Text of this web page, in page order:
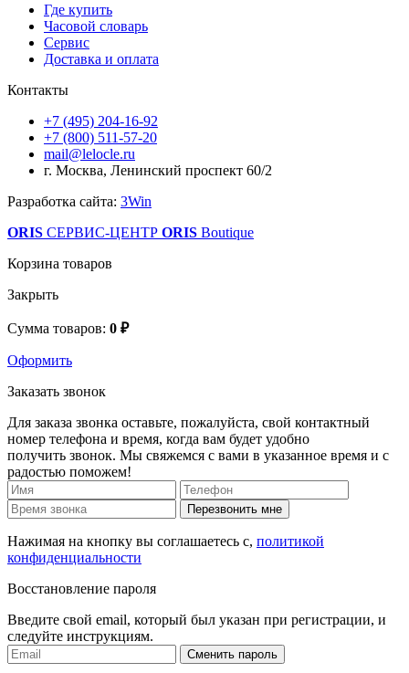
Где купить
Часовой словарь
Сервис
Доставка и оплата
Контакты
+7 (495) 204-16-92
+7 (800) 511-57-20
mail@lelocle.ru
г. Москва, Ленинский проспект 60/2
Разработка сайта: 3Win
ORIS СЕРВИС-ЦЕНТР ORIS Boutique
Корзина товаров
Закрыть
Сумма товаров: 0 ₽
Оформить
Заказать звонок
Для заказа звонка оставьте, пожалуйста, свой контактный
номер телефона и время, когда вам будет удобно
получить звонок. Мы свяжемся с вами в указанное время и с
радостью поможем!
Перезвонить мне
Нажимая на кнопку вы соглашаетесь с, политикой
конфиденциальности
Восстановление пароля
Введите свой email, который был указан при регистрации, и
следуйте инструкциям.
Сменить пароль